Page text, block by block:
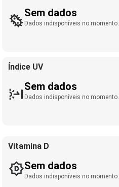
Sem dados
Dados indisponíveis no momento.
Índice UV
Sem dados
Dados indisponíveis no momento.
Vitamina D
Sem dados
Dados indisponíveis no momento.